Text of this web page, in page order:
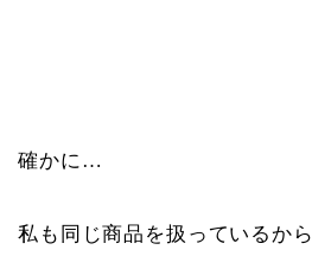
確かに…
私も同じ商品を扱っているから